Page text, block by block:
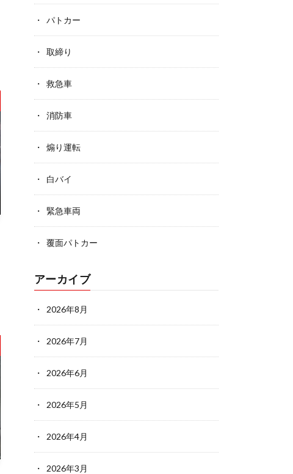
パトカー
取締り
救急車
消防車
煽り運転
白バイ
緊急車両
覆面パトカー
アーカイブ
2026年8月
2026年7月
2026年6月
2026年5月
2026年4月
2026年3月